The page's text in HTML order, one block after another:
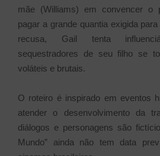
mãe (Williams) em convencer o
pagar a grande quantia exigida
recusa, Gail tenta
sequestradores de seu filho se
voláteis e brutais.
O roteiro é inspirado em eventos
atender o desenvolvimento da
diálogos e personagens são
Mundo” ainda não tem data